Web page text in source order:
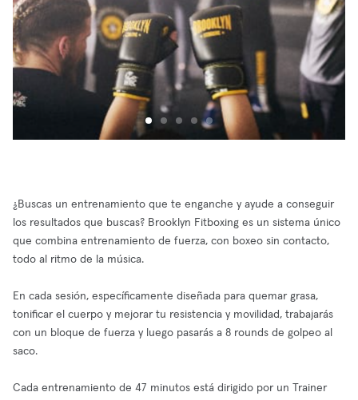
¿Buscas un entrenamiento que te enganche y ayude a conseguir
los resultados que buscas? Brooklyn Fitboxing es un sistema único
que combina entrenamiento de fuerza, con boxeo sin contacto,
todo al ritmo de la música.
En cada sesión, específicamente diseñada para quemar grasa,
tonificar el cuerpo y mejorar tu resistencia y movilidad, trabajarás
con un bloque de fuerza y luego pasarás a 8 rounds de golpeo al
saco.
Cada entrenamiento de 47 minutos está dirigido por un Trainer